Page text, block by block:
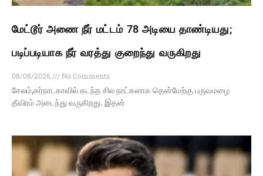
மேட்டூர் அணை நீர் மட்டம் 78 அடியை தாண்டியது;
படிப்படியாக நீர் வரத்து குறைந்து வருகிறது
08/08/2026
No Comments
சேலம்,கர்நாடகாவில் கடந்த சில நாட்களாக தென்மேற்கு பருவமழை
தீவிரம் அடைந்து வருகிறது. இதன்